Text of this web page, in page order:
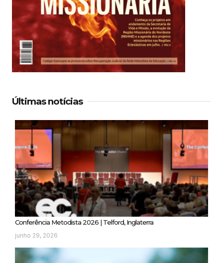
Últimas notícias
Conferência Metodista 2026 | Telford, Inglaterra
junho 29, 2026